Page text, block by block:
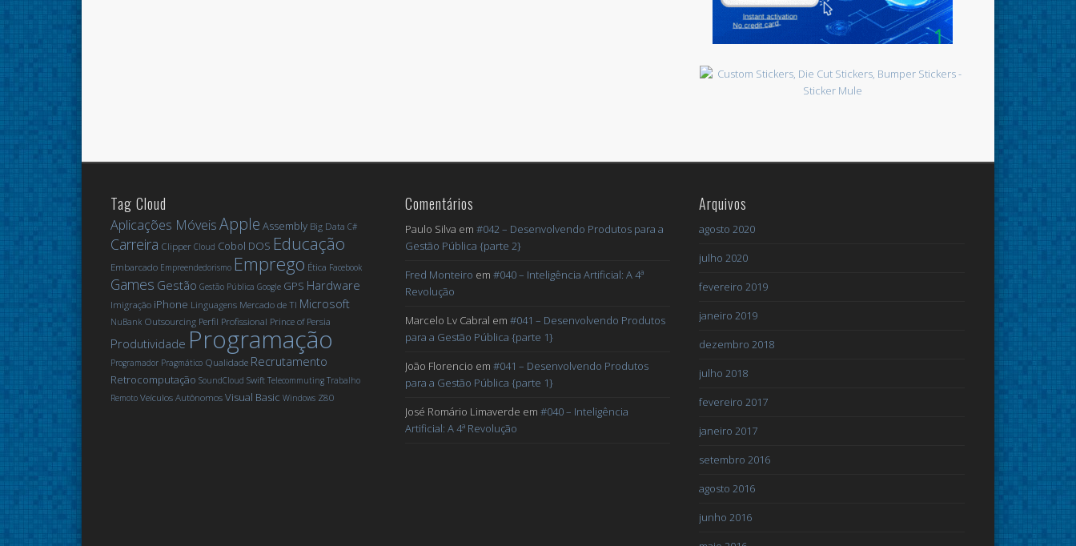
Tag Cloud
Aplicações MóveisApple Assembly Big Data C#
Carreira Clipper Cloud Cobol DOS Educação
Embarcado Empreendedorismo Emprego Ética Facebook
Games Gestão Gestão Pública Google GPS Hardware
Imigração iPhone Linguagens Mercado de TI Microsoft
NuBank Outsourcing Perfil Profissional Prince of Persia
Produtividade Programação
Programador Pragmático Qualidade Recrutamento
Retrocomputação SoundCloud Swift Telecommuting Trabalho
Remoto Veículos Autônomos Visual Basic Windows Z80
Comentários
Paulo Silva em #042 – Desenvolvendo Produtos para a
Gestão Pública {parte 2}
Fred Monteiro em #040 – Inteligência Artificial: A 4ª
Revolução
Marcelo Lv Cabral em #041 – Desenvolvendo Produtos
para a Gestão Pública {parte 1}
João Florencio em #041 – Desenvolvendo Produtos
para a Gestão Pública {parte 1}
José Romário Limaverde em #040 – Inteligência
Artificial: A 4ª Revolução
Arquivos
agosto 2020
julho 2020
fevereiro 2019
janeiro 2019
dezembro 2018
julho 2018
fevereiro 2017
janeiro 2017
setembro 2016
agosto 2016
junho 2016